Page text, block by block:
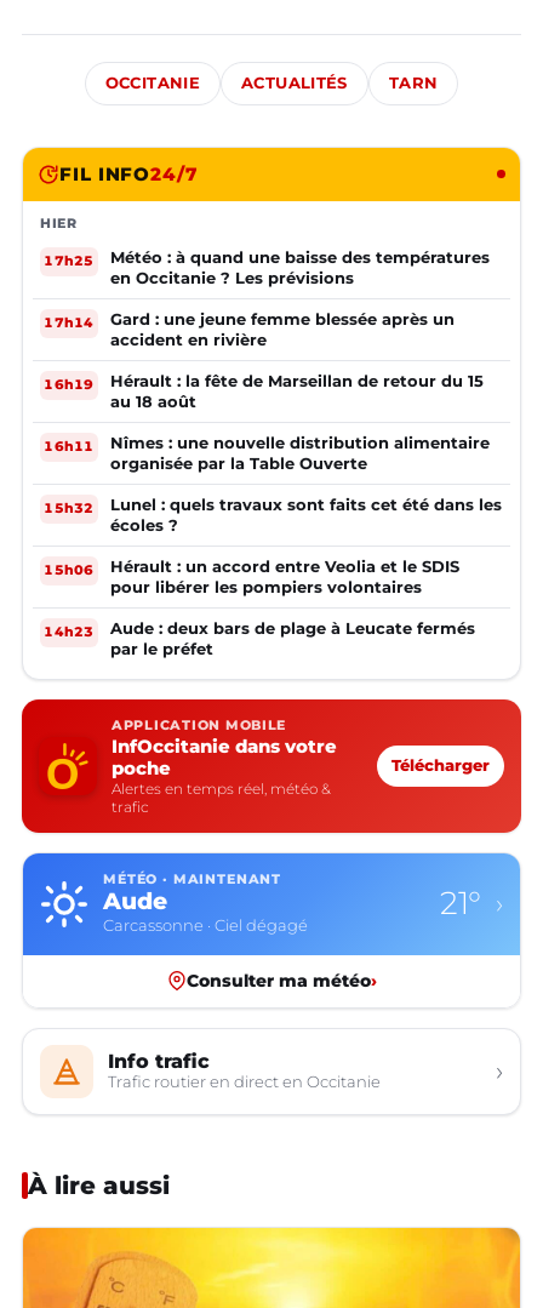
OCCITANIE ACTUALITÉS TARN
FIL INFO24/7
HIER
17h25
Météo : à quand une baisse des températures
en Occitanie ? Les prévisions
17h14
Gard : une jeune femme blessée après un
accident en rivière
16h19
Hérault : la fête de Marseillan de retour du 15
au 18 août
16h11
Nîmes : une nouvelle distribution alimentaire
organisée par la Table Ouverte
15h32
Lunel : quels travaux sont faits cet été dans les
écoles ?
15h06
Hérault : un accord entre Veolia et le SDIS
pour libérer les pompiers volontaires
14h23
Aude : deux bars de plage à Leucate fermés
par le préfet
APPLICATION MOBILE
InfOccitanie dans votre
poche
Alertes en temps réel, météo &
trafic
Télécharger
MÉTÉO · MAINTENANT
Aude
Carcassonne · Ciel dégagé
21° ›
Consulter ma météo›
Info trafic
Trafic routier en direct en Occitanie ›
À lire aussi